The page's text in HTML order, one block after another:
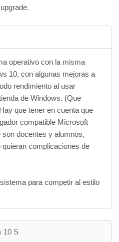
operativo con la misma
10, con algunas mejoras a
rendimiento al usar
de Windows. (Que
que tener en cuenta que
compatible Microsoft
docentes y alumnos,
complicaciones de
para competir al estilo
10 S